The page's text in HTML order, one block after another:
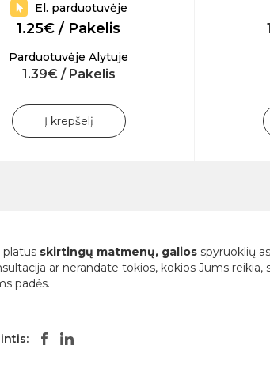
El. parduotuvėje
1.25€ / Pakelis
Parduotuvėje Alytuje
1.39€ / Pakelis
Į krepšelį
skirtingų matmenų, galios spyruoklių
ar nerandate tokios, kokios Jums reikia,
padės.